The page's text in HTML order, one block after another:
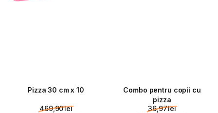
Pizza 30 cm x 10
469,90 lei
Combo pentru copii cu
pizza
36,97 lei